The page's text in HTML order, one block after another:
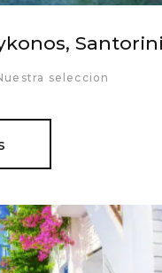
seleccion